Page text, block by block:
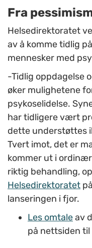
Fra
Helsedirektoratet
av å komme tidlig
mennesker med
-Tidlig oppdagelse
øker mulighetene
psykoselidelse.
har tidligere vært
dette understøttes
Tvert imot, det er
kommer ut i
riktig behandling,
Helsedirektoratet
lanseringen i fjor.
Les omtaleav
på nettsiden til